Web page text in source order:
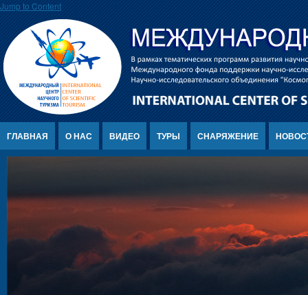
Jump to Content
ГЛАВНАЯ О НАС ВИДЕО ТУРЫ СНАРЯЖЕНИЕ